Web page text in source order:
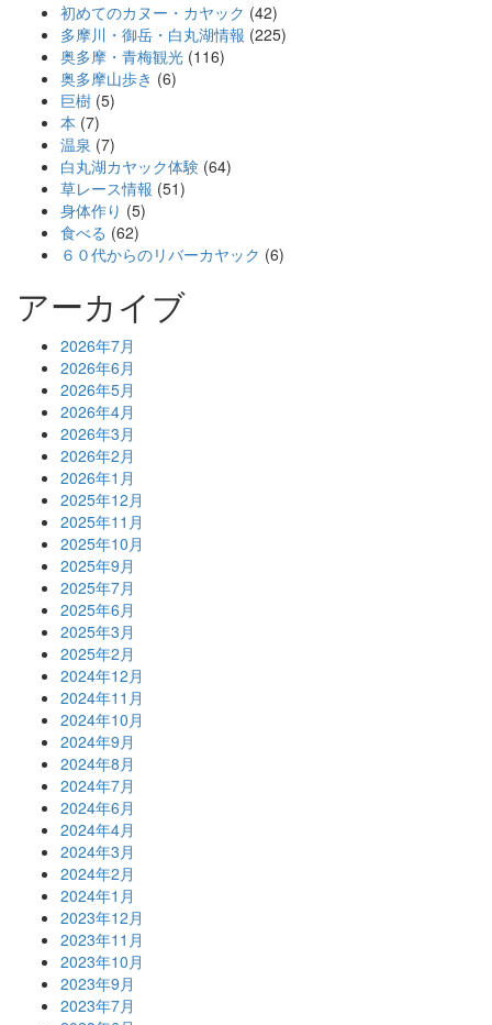
初めてのカヌー・カヤック (42)
多摩川・御岳・白丸湖情報 (225)
奥多摩・青梅観光 (116)
奥多摩山歩き (6)
巨樹 (5)
本 (7)
温泉 (7)
白丸湖カヤック体験 (64)
草レース情報 (51)
身体作り (5)
食べる (62)
６０代からのリバーカヤック (6)
アーカイブ
2026年7月
2026年6月
2026年5月
2026年4月
2026年3月
2026年2月
2026年1月
2025年12月
2025年11月
2025年10月
2025年9月
2025年7月
2025年6月
2025年3月
2025年2月
2024年12月
2024年11月
2024年10月
2024年9月
2024年8月
2024年7月
2024年6月
2024年4月
2024年3月
2024年2月
2024年1月
2023年12月
2023年11月
2023年10月
2023年9月
2023年7月